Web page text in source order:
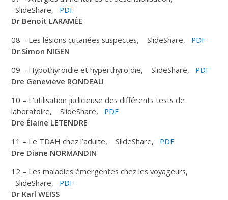
SlideShare, PDF
Dr Benoit LARAMÉE
08 – Les lésions cutanées suspectes, SlideShare, PDF
Dr Simon NIGEN
09 – Hypothyroïdie et hyperthyroïdie, SlideShare, PDF
Dre Geneviève RONDEAU
10 – L’utilisation judicieuse des différents tests de
laboratoire, SlideShare, PDF
Dre Élaine LETENDRE
11 – Le TDAH chez l’adulte, SlideShare, PDF
Dre Diane NORMANDIN
12 – Les maladies émergentes chez les voyageurs,
SlideShare, PDF
Dr Karl WEISS